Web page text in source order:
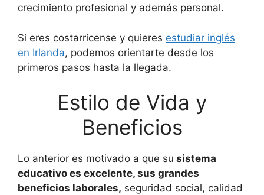
crecimiento profesional y además personal.
Si eres costarricense y quieres estudiar inglés
en Irlanda, podemos orientarte desde los
primeros pasos hasta la llegada.
Estilo de Vida y
Beneficios
Lo anterior es motivado a que su sistema
educativo es excelente, sus grandes
beneficios laborales, seguridad social, calidad